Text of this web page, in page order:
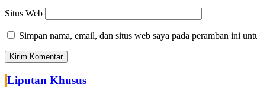
Situs Web
Simpan nama, email, dan situs web saya pada peramban ini
Liputan Khusus